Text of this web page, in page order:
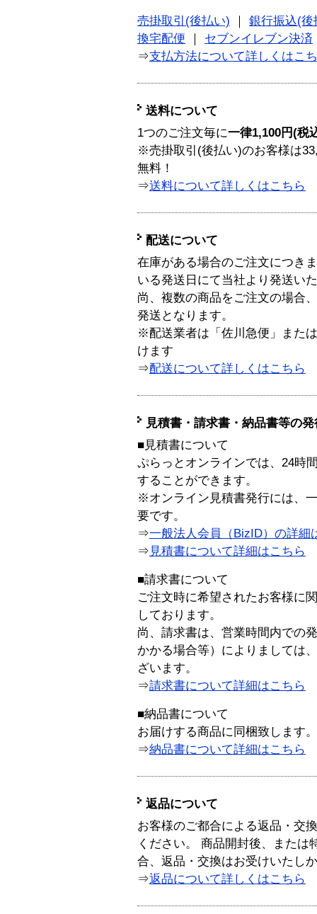
売掛取引(後払い)
銀行振込(後
換宅配便
セブンイレブン決済
⇒支払方法について詳しくはこ
送料について
1つのご注文毎に一律1,100円(税
※売掛取引(後払い)のお客様は
無料！
⇒送料について詳しくはこちら
配送について
在庫がある場合のご注文につき
いる発送日にて当社より発送い
尚、複数の商品をご注文の場合
発送となります。
※配送業者は「佐川急便」また
けます
⇒配送について詳しくはこちら
見積書・請求書・納品書等の
■見積書について
ぷらっとオンラインでは、24時
することができます。
※オンライン見積書発行には、
要です。
⇒一般法人会員（BizID）の詳細
⇒ 見積書について詳細はこちら
■請求書について
ご注文時に希望されたお客様に
しております。
尚、請求書は、営業時間内での
かかる場合等）によりましては
ざいます。
⇒請求書について詳細はこちら
■納品書について
お届けする商品に同梱致します。
⇒納品書について詳細はこちら
返品について
お客様のご都合による返品・交
ください。 商品開封後、または
合、返品・交換はお受けいたし
⇒返品について詳しくはこちら